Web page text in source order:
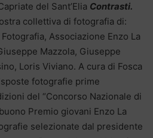
del Sant’Elia Contrasti.
collettiva di fotografia di:
Associazione Enzo La
Mazzola, Giuseppe
Loris Viviano. A cura di Fosca
fotografie prime
del “Concorso Nazionale di
Premio giovani Enzo La
selezionate dal presidente